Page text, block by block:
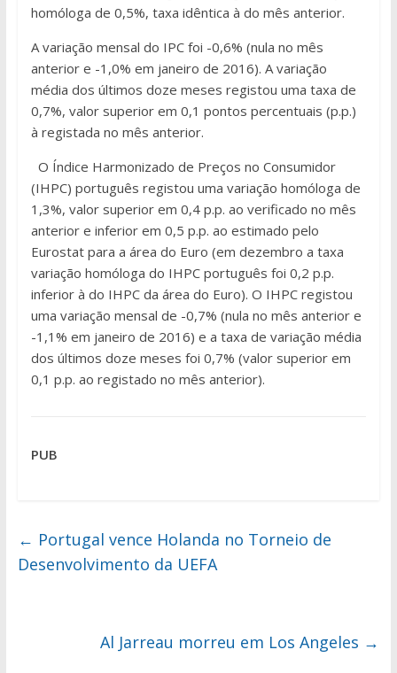
homóloga de 0,5%, taxa idêntica à do mês anterior.
A variação mensal do IPC foi -0,6% (nula no mês
anterior e -1,0% em janeiro de 2016). A variação
média dos últimos doze meses registou uma taxa de
0,7%, valor superior em 0,1 pontos percentuais (p.p.)
à registada no mês anterior.
O Índice Harmonizado de Preços no Consumidor
(IHPC) português registou uma variação homóloga de
1,3%, valor superior em 0,4 p.p. ao verificado no mês
anterior e inferior em 0,5 p.p. ao estimado pelo
Eurostat para a área do Euro (em dezembro a taxa
variação homóloga do IHPC português foi 0,2 p.p.
inferior à do IHPC da área do Euro). O IHPC registou
uma variação mensal de -0,7% (nula no mês anterior e
-1,1% em janeiro de 2016) e a taxa de variação média
dos últimos doze meses foi 0,7% (valor superior em
0,1 p.p. ao registado no mês anterior).
PUB
← Portugal vence Holanda no Torneio de
Desenvolvimento da UEFA
Al Jarreau morreu em Los Angeles →